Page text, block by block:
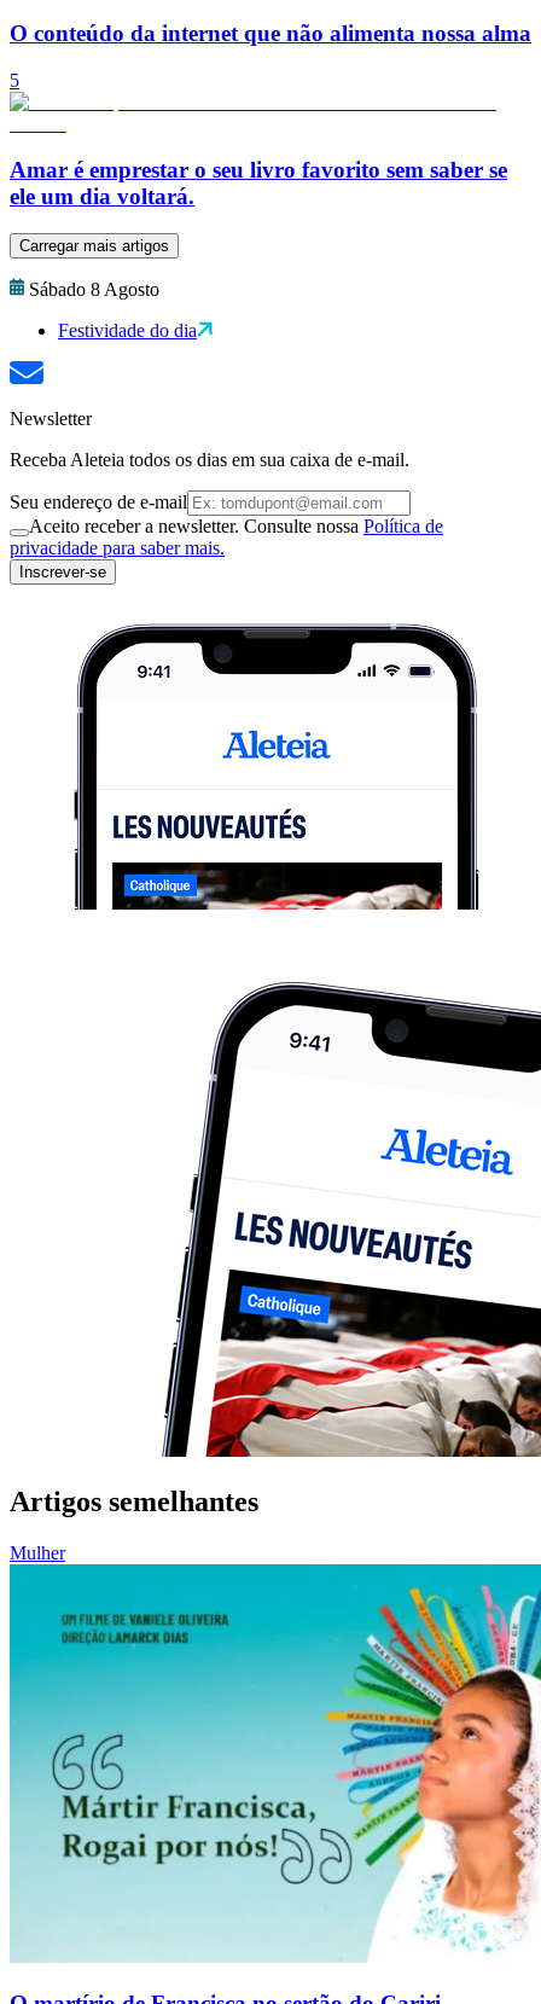
O conteúdo da internet que não alimenta nossa alma
5
Amar é emprestar o seu livro favorito sem saber se
ele um dia voltará.
Carregar mais artigos
Sábado 8 Agosto
Festividade do dia
Newsletter
Receba Aleteia todos os dias em sua caixa de e-mail.
Seu endereço de e-mail
Aceito receber a newsletter. Consulte nossa Política de
privacidade para saber mais.
Inscrever-se
Artigos semelhantes
Mulher